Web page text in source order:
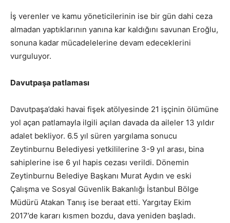
İş verenler ve kamu yöneticilerinin ise bir gün dahi ceza
almadan yaptıklarının yanına kar kaldığını savunan Eroğlu,
sonuna kadar mücadelelerine devam edeceklerini
vurguluyor.
Davutpaşa patlaması
Davutpaşa’daki havai fişek atölyesinde 21 işçinin ölümüne
yol açan patlamayla ilgili açılan davada da aileler 13 yıldır
adalet bekliyor. 6.5 yıl süren yargılama sonucu
Zeytinburnu Belediyesi yetkililerine 3-9 yıl arası, bina
sahiplerine ise 6 yıl hapis cezası verildi. Dönemin
Zeytinburnu Belediye Başkanı Murat Aydın ve eski
Çalışma ve Sosyal Güvenlik Bakanlığı İstanbul Bölge
Müdürü Atakan Tanış ise beraat etti. Yargıtay Ekim
2017’de kararı kısmen bozdu, dava yeniden başladı.